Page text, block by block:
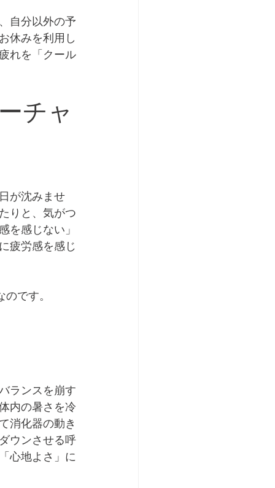
自分以外の予
休みを利用し
れを「クール
チャ
が沈みませ
りと、気がつ
を感じない」
疲労感を感じ
のです。
ランスを崩す
内の暑さを冷
消化器の動き
ウンさせる呼
心地よさ」に